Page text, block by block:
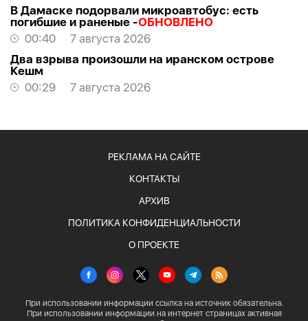
В Дамаске подорвали микроавтобус: есть
погибшие и раненые -ОБНОВЛЕНО
00:40
7 августа 2026
Два взрыва произошли на иранском острове
Кешм
00:29
7 августа 2026
РЕКЛАМА НА САЙТЕ
КОНТАКТЫ
АРХИВ
ПОЛИТИКА КОНФИДЕНЦИАЛЬНОСТИ
О ПРОЕКТЕ
При использовании информации ссылка на источник обязательна.
При использовании информации на интернет страницах активная